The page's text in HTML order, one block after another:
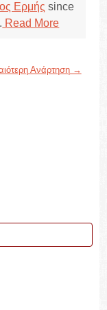
Ερμής since
Read More
Ανάρτηση →